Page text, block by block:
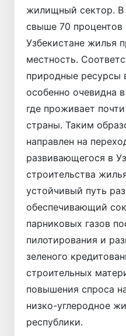
жилищный сектор. В
свыше 70 процентов
Узбекистане жилья
местность.
природные
особенно очевидна
где проживает
страны. Таким
направлен на
развивающегося в
строительства
устойчивый путь
обеспечивающий
парниковых газов
пилотирования и
зеленого
строительных
повышения спроса
низко-углеродное
республики.